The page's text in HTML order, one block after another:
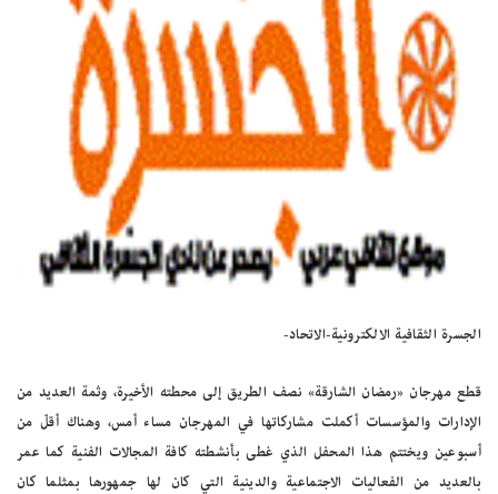
الجسرة الثقافية الالكترونية-الاتحاد-
قطع مهرجان «رمضان الشارقة» نصف الطريق إلى محطته الأخيرة، وثمة العديد من
الإدارات والمؤسسات أكملت مشاركاتها في المهرجان مساء أمس، وهناك أقلّ من
أسبوعين ويختتم هذا المحفل الذي غطى بأنشطته كافة المجالات الفنية كما عمر
بالعديد من الفعاليات الاجتماعية والدينية التي كان لها جمهورها بمثلما كان